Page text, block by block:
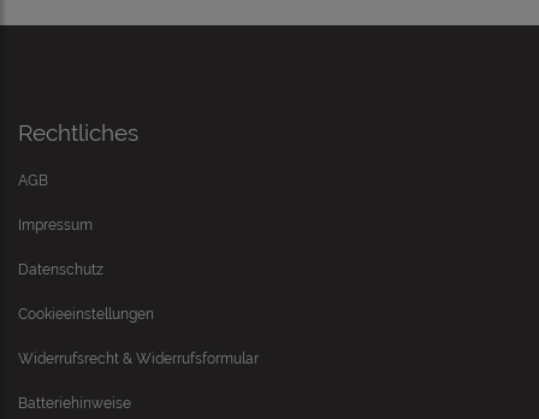
Rechtliches
AGB
Impressum
Datenschutz
Cookieeinstellungen
Widerrufsrecht & Widerrufsformular
Batteriehinweise